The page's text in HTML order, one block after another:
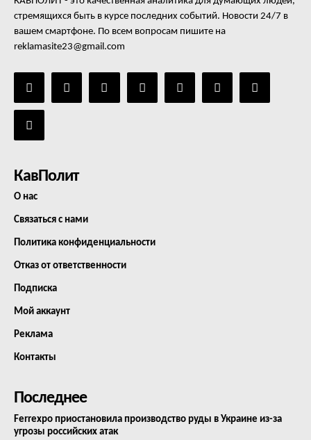
стремящихся быть в курсе последних событий. Новости 24/7 в
вашем смартфоне. По всем вопросам пишите на
reklamasite23@gmail.com
КавПолит
О нас
Связаться с нами
Политика конфиденциальности
Отказ от ответственности
Подписка
Мой аккаунт
Реклама
Контакты
Последнее
Ferrexpo приостановила производство руды в Украине из-за
угрозы российских атак